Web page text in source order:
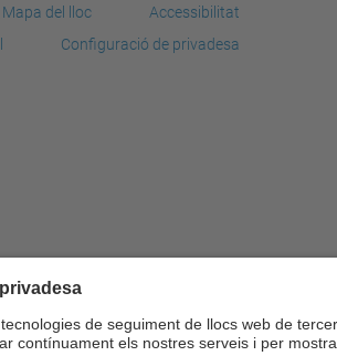
Mapa del lloc
Accessibilitat
Configuració de privadesa